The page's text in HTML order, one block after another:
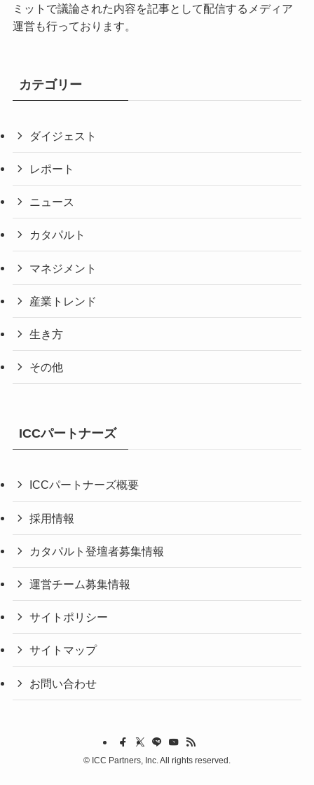
ミットで議論された内容を記事として配信するメディア
運営も行っております。
カテゴリー
ダイジェスト
レポート
ニュース
カタパルト
マネジメント
産業トレンド
生き方
その他
ICCパートナーズ
ICCパートナーズ概要
採用情報
カタパルト登壇者募集情報
運営チーム募集情報
サイトポリシー
サイトマップ
お問い合わせ
© ICC Partners, Inc. All rights reserved.